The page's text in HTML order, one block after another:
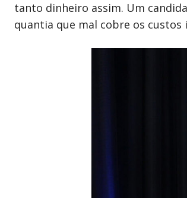
tanto dinheiro assim. Um
quantia que mal cobre os custos